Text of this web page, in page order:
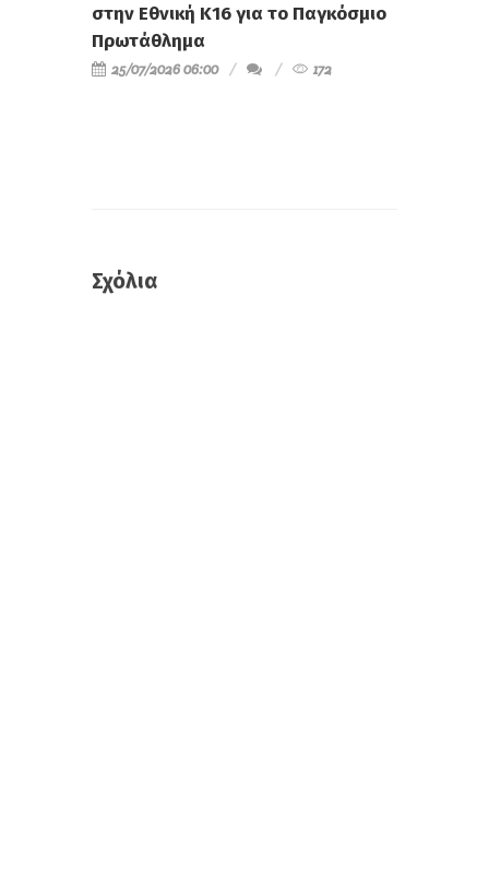
στην Εθνική Κ16 για το Παγκόσμιο
Πρωτάθλημα
25/07/2026 06:00 172
Σχόλια